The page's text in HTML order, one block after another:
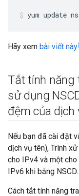
yum update
Hãy xem bài viết này
Tắt tính năng
sử dụng
đệm của dịch
Nếu bạn đã cài đặt
dịch vụ tên), Trình
cho IPv4 và một
IPv6 khi bằng NSCD.
Cách tắt tính năng